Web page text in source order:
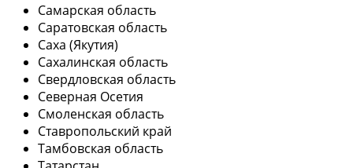
Самарская область
Саратовская область
Саха (Якутия)
Сахалинская область
Свердловская область
Северная Осетия
Смоленская область
Ставропольский край
Тамбовская область